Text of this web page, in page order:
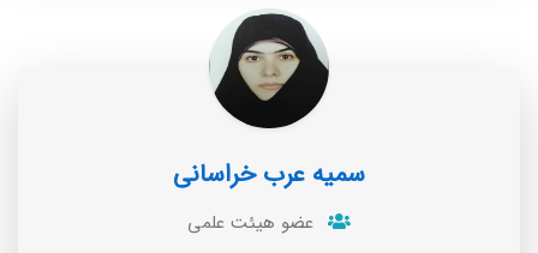
سمیه عرب خراسانی
عضو هیئت علمی